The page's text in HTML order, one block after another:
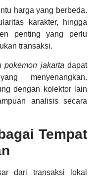
harga yang berbeda.
karakter, hingga
penting yang perlu
transaksi.
pokemon jakarta dapat
menyenangkan.
dengan kolektor lain
analisis secara
Tempat
dari transaksi lokal